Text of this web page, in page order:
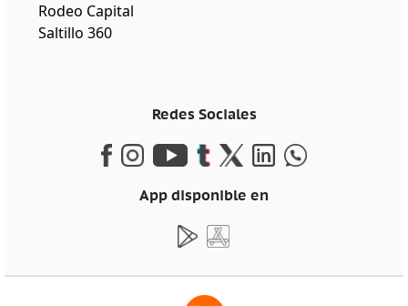
Rodeo Capital
Saltillo 360
Redes Sociales
App disponible en